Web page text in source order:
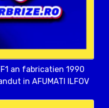
an fabricatien 1990
in AFUMATI ILFOV